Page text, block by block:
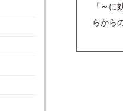
「～
らから